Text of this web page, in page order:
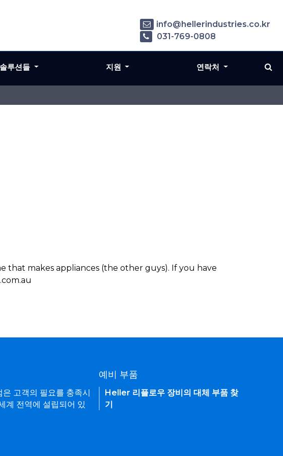
that makes appliances (the other guys). If you have
info@hellerindustries.co.kr
031-769-0808
루션들 지원 연락처
고객의 필요를 충족시
계 전역에 설립되어 있
예비 부품
Heller 리플로우 장비의 대체 부품 찾
기